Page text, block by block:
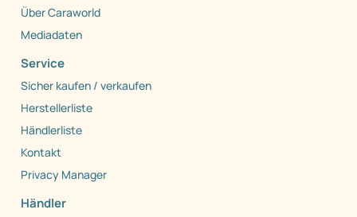
Über Caraworld
Mediadaten
Service
Sicher kaufen / verkaufen
Herstellerliste
Händlerliste
Kontakt
Privacy Manager
Händler